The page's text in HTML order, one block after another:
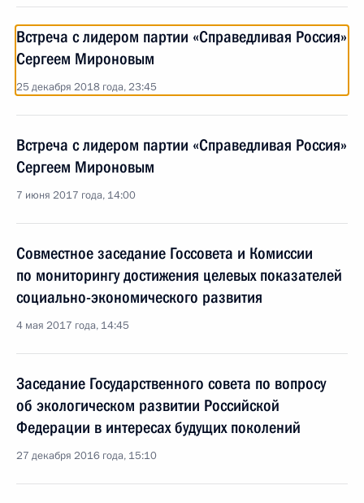
Встреча с лидером партии «Справедливая Россия»
Сергеем Мироновым
25 декабря 2018 года, 23:45
Встреча с лидером партии «Справедливая Россия»
Сергеем Мироновым
7 июня 2017 года, 14:00
Совместное заседание Госсовета и Комиссии
по мониторингу достижения целевых показателей
социально-экономического развития
4 мая 2017 года, 14:45
Заседание Государственного совета по вопросу
об экологическом развитии Российской
Федерации в интересах будущих поколений
27 декабря 2016 года, 15:10